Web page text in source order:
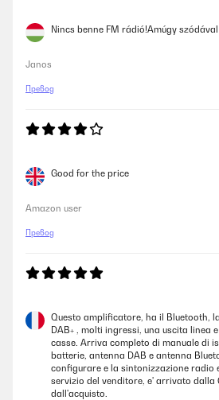
Nincs benne FM rádió!Amúgy
Janos
Превод
Good for the price
Amazon user
Превод
Questo amplificatore, ha il Bluetooth,
DAB+ , molti ingressi, una uscita linea
casse. Arriva completo di manuale di
batterie, antenna DAB e antenna
configurare e la sintonizzazione radio
servizio del venditore, e' arrivato dalla
dall'acquisto.